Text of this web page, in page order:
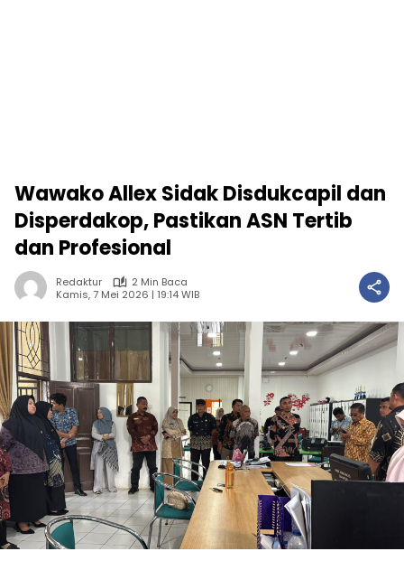
Wawako Allex Sidak Disdukcapil dan
Disperdakop, Pastikan ASN Tertib
dan Profesional
Redaktur
2 Min Baca
Kamis, 7 Mei 2026 | 19:14 WIB